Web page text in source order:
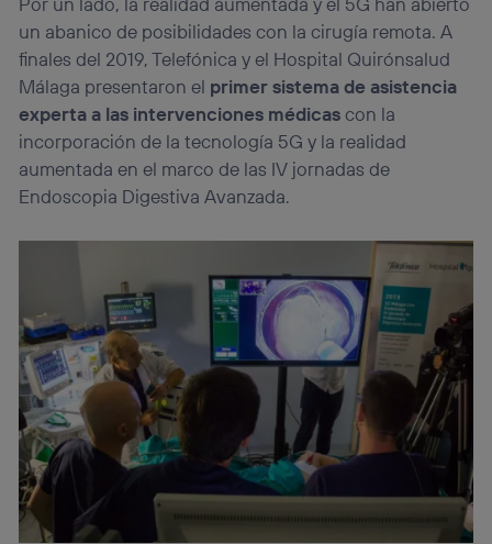
un abanico de posibilidades con la cirugía remota. A
finales del 2019, Telefónica y el Hospital Quirónsalud
Málaga presentaron el primer sistema de asistencia
experta a las intervenciones médicascon la
incorporación de la tecnología 5G y la realidad
aumentada en el marco de las IV jornadas de
Endoscopia Digestiva Avanzada.